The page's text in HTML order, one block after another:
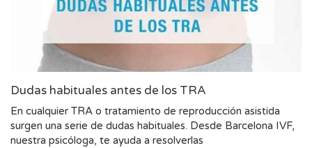
Dudas habituales antes de los TRA
En cualquier TRA o tratamiento de reproducción asistida
surgen una serie de dudas habituales. Desde Barcelona IVF,
nuestra psicóloga, te ayuda a resolverlas